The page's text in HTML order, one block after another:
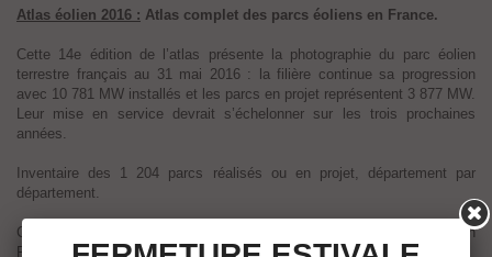
Atlas éolien 2016 : Atlas complet des parcs éoliens en France.
Cette 14e édition de l’atlas présente la photographie du parc éolien
terrestre français au 31 mai 2016 : la filière continue sa progression
avec 10 781 MW installés et les parcs en projet représentent 3 877 MW.
Leur mise en service devrait s’échelonner sur les trois prochaines
années.
Inventaire des 1 204 parcs réalisés ou en projet, département par
département.
Ce numéro est livré avec le
des parcs éoliens en
France.